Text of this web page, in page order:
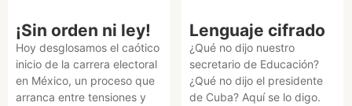
¡Sin orden ni ley!
Hoy desglosamos el caótico
inicio de la carrera electoral
en México, un proceso que
arranca entre tensiones y
Lenguaje cifrado
¿Qué no dijo nuestro
secretario de Educación?
¿Qué no dijo el presidente
de Cuba? Aquí se lo digo.